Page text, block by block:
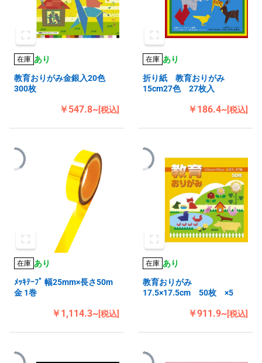
在庫 あり
教育おりがみ金銀入20色
300枚
￥547.8~[税込]
在庫 あり
折り紙 教育おりがみ
15cm27色 27枚入
￥186.4~[税込]
在庫 あり
ﾒｯｷﾃｰﾌﾟ 幅25mm×長さ50m
金 1巻
￥1,114.3~[税込]
在庫 あり
教育おりがみ
17.5×17.5cm 50枚 ×5
￥911.9~[税込]